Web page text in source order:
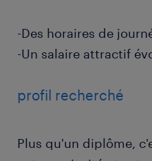
-Des horaires de
-Un salaire attractif
profil recherché
Plus qu'un diplôme,